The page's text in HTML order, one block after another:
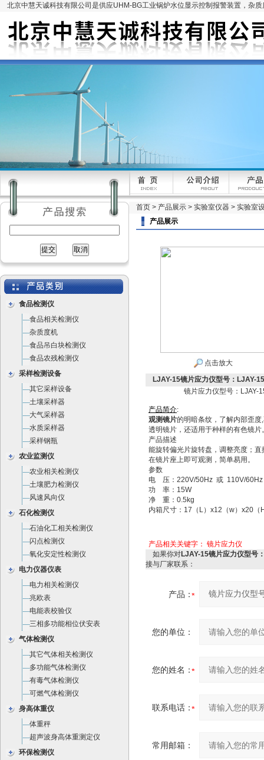
北京中慧天诚科技有限公司是供应UHM-BG工业锅炉水位显示控制报警装置，杂
食品检测仪
食品相关检测仪
杂质度机
食品吊白块检测仪
食品农残检测仪
采样检测设备
其它采样设备
土壤采样器
大气采样器
水质采样器
采样钢瓶
农业监测仪
农业相关检测仪
土壤肥力检测仪
风速风向仪
石化检测仪
石油化工相关检测仪
闪点检测仪
氧化安定性检测仪
电力仪器仪表
电力相关检测仪
兆欧表
电能表校验仪
三相多功能相位伏安表
气体检测仪
其它气体相关检测仪
多功能气体检测仪
有毒气体检测仪
可燃气体检测仪
身高体重仪
体重秤
超声波身高体重测定仪
环保检测仪
首页 > 产品展示 > 实验室仪器 > 实验室
产品展示
点击放大
LJAY-15镜片应力仪型号：LJAY-15
镜片应力仪型号：LJAY-
产品简介:
观测镜片的明暗条纹，了解内部歪度
透明镜片，还适用于种样的有色镜片
产品描述
能旋转偏光片旋转盘，调整亮度；直
在镜片座上即可观测，简单易用。
参数
电 压：220V/50Hz 或 110V/60Hz
功 率：15W
净 重：0.5kg
内箱尺寸：17（L）x12（w）x20（
产品相关关键字： 镜片应力仪
如果你对LJAY-15镜片应力仪型号
接与厂家联系：
产品：
您的单位：
您的姓名：
联系电话：
常用邮箱：